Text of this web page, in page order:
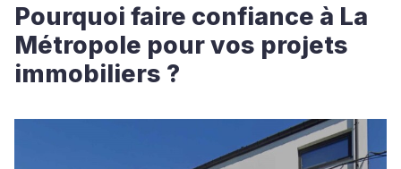
Pourquoi faire confiance à La
Métropole pour vos projets
immobiliers ?